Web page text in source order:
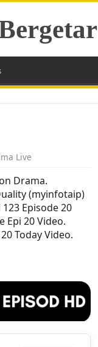
Live
Drama.
(myinfotaip)
Episode 20
Epi 20 Video.
Today Video.